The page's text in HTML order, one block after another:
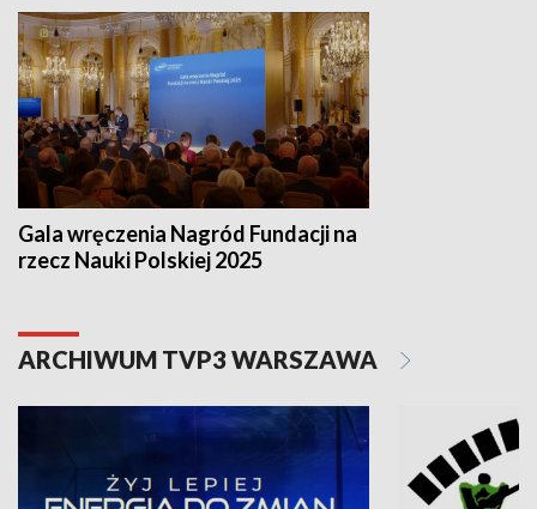
Gala wręczenia Nagród Fundacji na
rzecz Nauki Polskiej 2025
ARCHIWUM TVP3 WARSZAWA